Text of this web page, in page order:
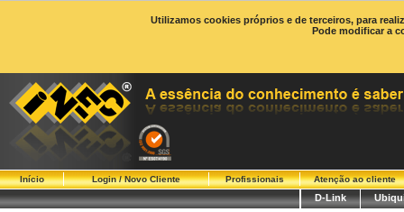
Utilizamos cookies próprios e de terceiros, para
Pode modificar a
Início Login / Novo Cliente Profissionais Atenção ao cliente
D-Link